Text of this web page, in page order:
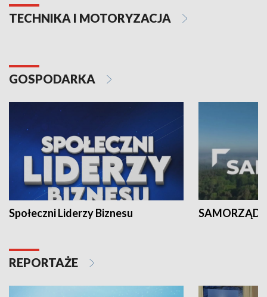
TECHNIKA I MOTORYZACJA
GOSPODARKA
Społeczni Liderzy Biznesu SAMORZĄD
REPORTAŻE